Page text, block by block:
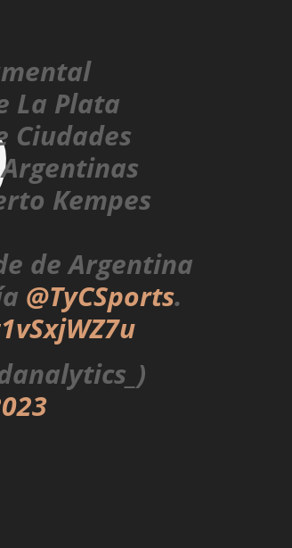
La Plata
Ciudades
Kempes
de Argentina
@TyCSports.